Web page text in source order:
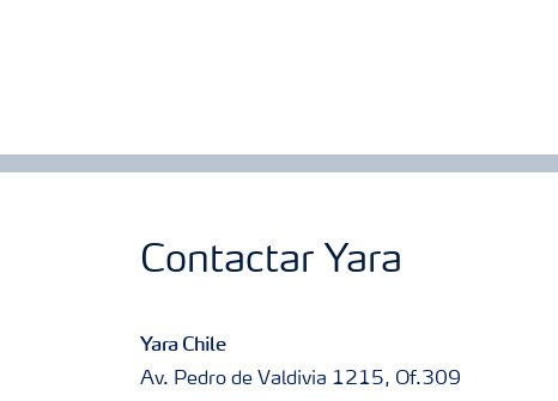
Contactar Yara
Yara Chile
Av. Pedro de Valdivia 1215, Of.309